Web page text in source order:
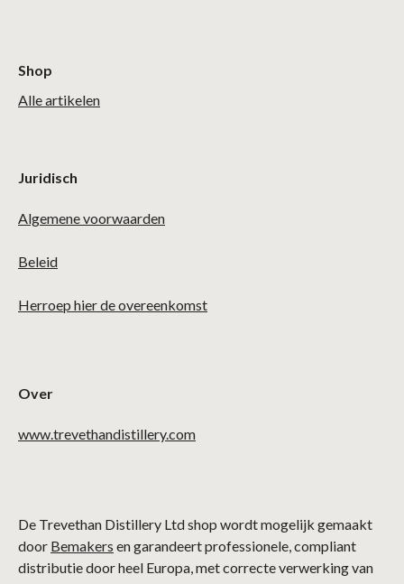
Shop
Alle artikelen
Juridisch
Algemene voorwaarden
Beleid
Herroep hier de overeenkomst
Over
www.trevethandistillery.com
De Trevethan Distillery Ltd shop wordt mogelijk gemaakt
door Bemakers en garandeert professionele, compliant
distributie door heel Europa, met correcte verwerking van